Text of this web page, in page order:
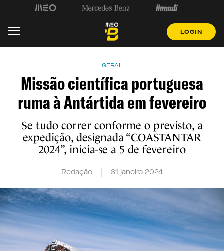
LOGIN
GERAL
Missão científica portuguesa
ruma à Antártida em fevereiro
Se tudo correr conforme o previsto, a
expedição, designada “COASTANTAR
2024”, inicia-se a 5 de fevereiro
Redação 31 janeiro 2024